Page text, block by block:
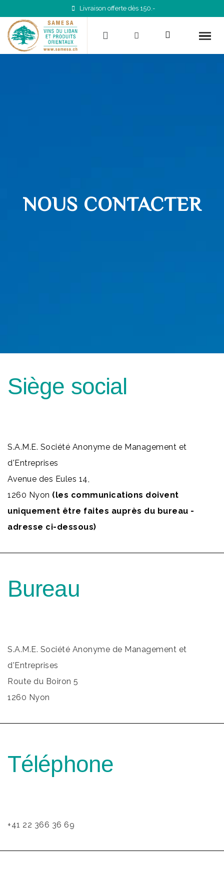
Livraison offerte dès 150.-
NOUS CONTACTER
Siège social
S.A.M.E. Société Anonyme de Management et
d'Entreprises
Avenue des Eules 14,
1260 Nyon (les communications doivent
uniquement être faites auprès du bureau -
adresse ci-dessous)
Bureau
S.A.M.E. Société Anonyme de Management et
d'Entreprises
Route du Boiron 5
1260 Nyon
Téléphone
+41 22 366 36 69